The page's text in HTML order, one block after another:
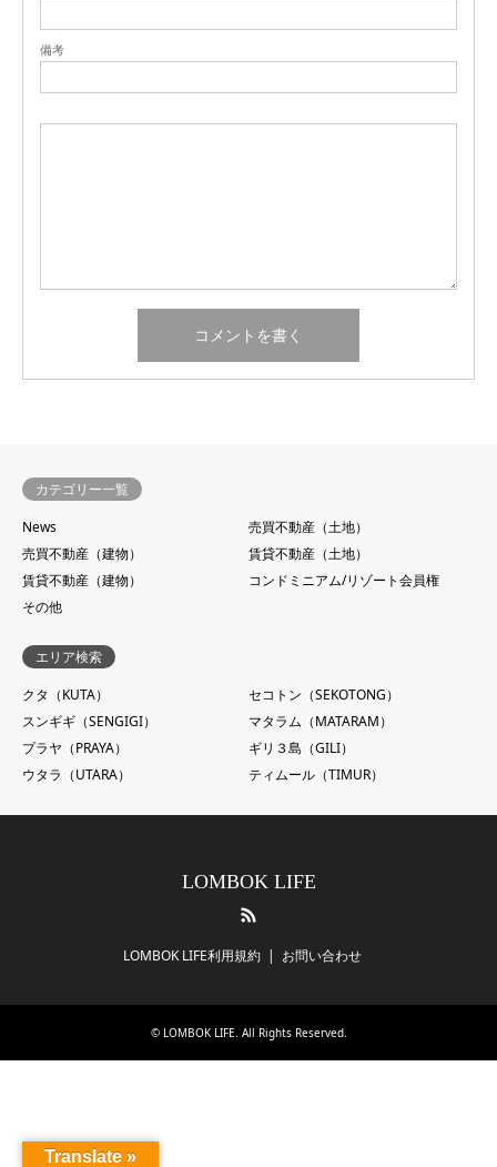
備考
カテゴリー一覧
News
売買不動産（土地）
売買不動産（建物）
賃貸不動産（土地）
賃貸不動産（建物）
コンドミニアム/リゾート会員権
その他
エリア検索
クタ（KUTA）
セコトン（SEKOTONG）
スンギギ（SENGIGI）
マタラム（MATARAM）
プラヤ（PRAYA）
ギリ３島（GILI）
ウタラ（UTARA）
ティムール（TIMUR）
LOMBOK LIFE
LOMBOK LIFE利用規約 お問い合わせ
© LOMBOK LIFE. All Rights Reserved.
Translate »